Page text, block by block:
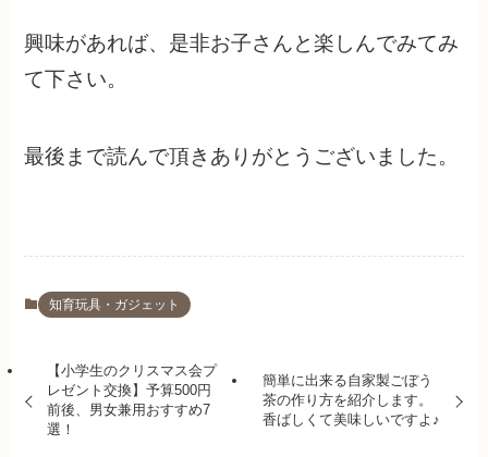
興味があれば、是非お子さんと楽しんでみてみ
て下さい。
最後まで読んで頂きありがとうございました。
知育玩具・ガジェット
【小学生のクリスマス会プ
レゼント交換】予算500円
前後、男女兼用おすすめ7
選！
簡単に出来る自家製ごぼう
茶の作り方を紹介します。
香ばしくて美味しいですよ♪